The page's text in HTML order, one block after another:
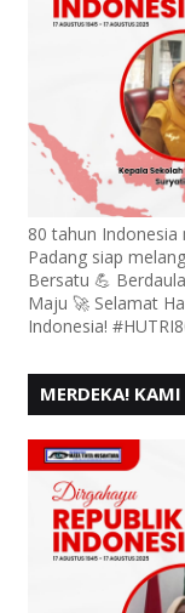
80 tahun Indonesia
Padang siap
Bersatu 💪
Maju 🚀 Selamat
Indonesia!
MERDEKA!
KE - 80, MOTO"